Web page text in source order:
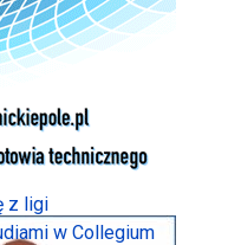
z ligi
w Collegium